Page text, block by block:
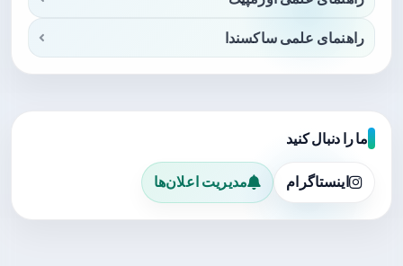
راهنمای علمی ساکسندا
ما را دنبال کنید
اینستاگرام مدیریت اعلان‌ها